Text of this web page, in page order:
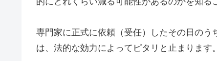
専門家に正式に依頼（受任）したその日の
は、法的な効力によってピタリと止まります。